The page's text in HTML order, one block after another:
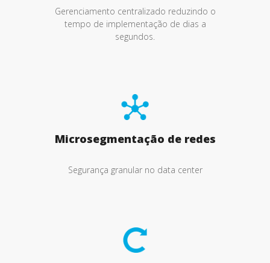
Gerenciamento centralizado reduzindo o
tempo de implementação de dias a
segundos.
Microsegmentação de redes
Segurança granular no data center